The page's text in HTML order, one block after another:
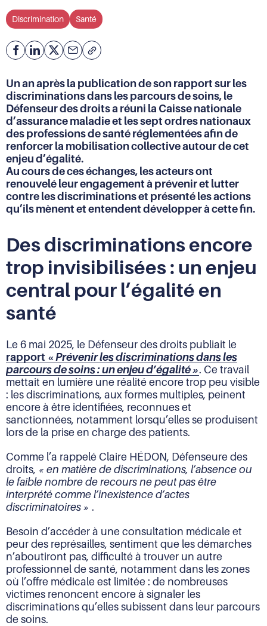
Discrimination Santé
Facebook
Partager
Linkedin
Partager
X
Courriel
Copier
de
la
page
(URL)
dans
le
presse-
Un an après la publication de son rapport sur les
discriminations dans les parcours de soins, le
Défenseur des droits a réuni la Caisse nationale
d’assurance maladie et les sept ordres nationaux
des professions de santé réglementées afin de
renforcer la mobilisation collective autour de cet
enjeu d’égalité.
Au cours de ces échanges, les acteurs ont
renouvelé leur engagement à prévenir et lutter
contre les discriminations et présenté les actions
qu’ils mènent et entendent développer à cette fin.
Des discriminations encore
trop invisibilisées : un enjeu
central pour l’égalité en
santé
Le 6 mai 2025, le Défenseur des droits publiait le
rapport «Prévenir les discriminations dans les
parcours de soins : un enjeu d’égalité ». Ce travail
mettait en lumière une réalité encore trop peu visible
: les discriminations, aux formes multiples, peinent
encore à être identifiées, reconnues et
sanctionnées, notamment lorsqu’elles se produisent
lors de la prise en charge des patients.
Comme l’a rappelé Claire HÉDON, Défenseure des
droits, « en matière de discriminations, l’absence ou
le faible nombre de recours ne peut pas être
interprété comme l’inexistence d’actes
discriminatoires » .
Besoin d’accéder à une consultation médicale et
peur des représailles, sentiment que les démarches
n’aboutiront pas, difficulté à trouver un autre
professionnel de santé, notamment dans les zones
où l’offre médicale est limitée : de nombreuses
victimes renoncent encore à signaler les
discriminations qu’elles subissent dans leur parcours
de soins.